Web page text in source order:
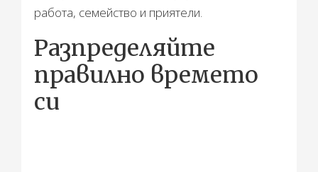
работа, семейство и приятели.
Разпределяйте
правилно времето
си